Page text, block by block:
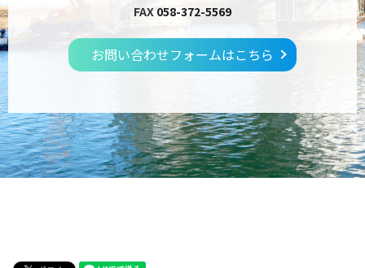
FAX 058-372-5569
お問い合わせフォームはこちら